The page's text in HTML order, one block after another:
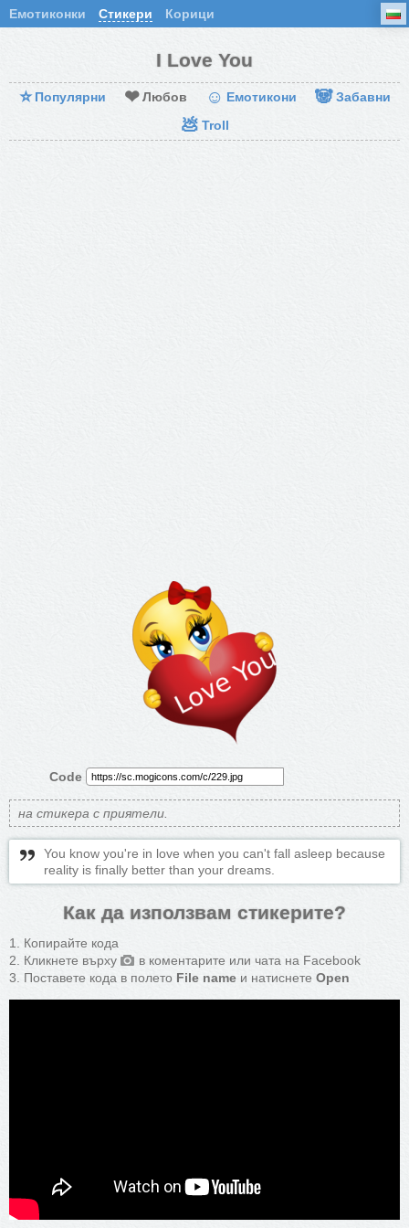
Емотиконки Стикери Корици
I Love You
⭐ Популярни ❤ Любов ☺ Емотикони 🐼 Забавни
💩 Troll
Code
на стикера с приятели.
You know you're in love when you can't fall asleep because
reality is finally better than your dreams.
Как да използвам стикерите?
Копирайте кода
Кликнете върху
в коментарите или чата на Facebook
Поставете кода в полето File name и натиснете Open